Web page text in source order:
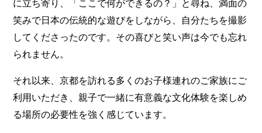
に立ち寄り、「ここで何ができるの？」と尋ね、満面の
笑みで日本の伝統的な遊びをしながら、自分たちを撮影
してくださったのです。その喜びと笑い声は今でも忘れ
られません。
それ以来、京都を訪れる多くのお子様連れのご家族にご
利用いただき、親子で一緒に有意義な文化体験を楽しめ
る場所の必要性を強く感じています。